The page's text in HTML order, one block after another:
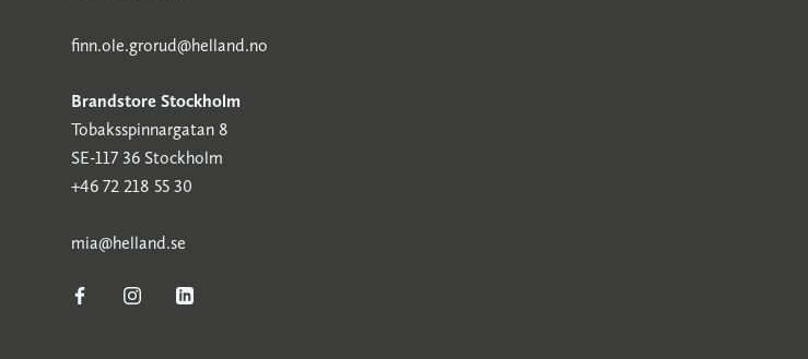
finn.ole.grorud@helland.no
Brandstore Stockholm
Tobaksspinnargatan 8
SE-117 36 Stockholm
+46 72 218 55 30
mia@helland.se